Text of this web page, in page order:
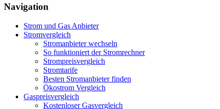
Navigation
Strom und Gas Anbieter
Stromvergleich
Stromanbieter wechseln
So funktioniert der Stromrechner
Strompreisvergleich
Stromtarife
Besten Stromanbieter finden
Ökostrom Vergleich
Gaspreisvergleich
Kostenloser Gasvergleich